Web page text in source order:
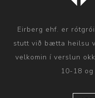
Eirberg ehf. er
stutt við bætta heilsu
velkomin í verslun
10-18